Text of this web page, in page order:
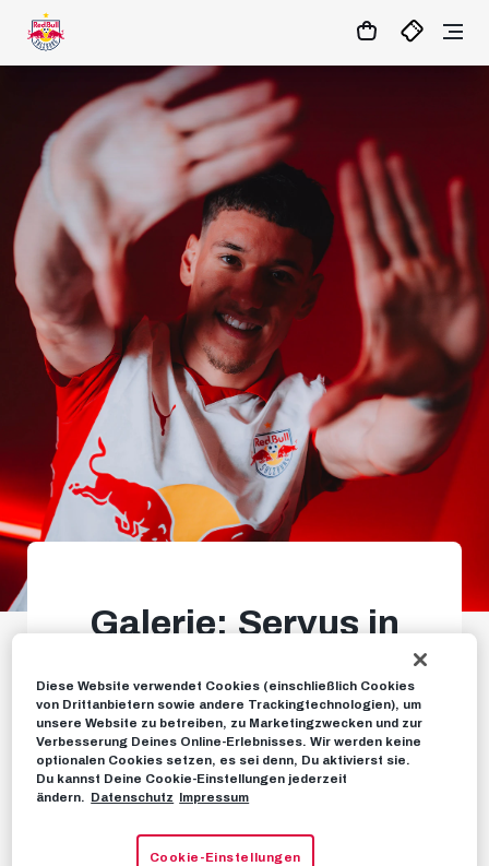
1:19:54 MATCHCENTER
Galerie: Servus in
Unser ungarischer Neuzugang für die Offensive
FOTOS
Diese Website verwendet Cookies (einschließlich Cookies
von Drittanbietern sowie andere Trackingtechnologien), um
unsere Website zu betreiben, zu Marketingzwecken und zur
Verbesserung Deines Online-Erlebnisses. Wir werden keine
optionalen Cookies setzen, es sei denn, Du aktivierst sie.
Du kannst Deine Cookie-Einstellungen jederzeit
ändern. Datenschutz Impressum
Cookie-Einstellungen